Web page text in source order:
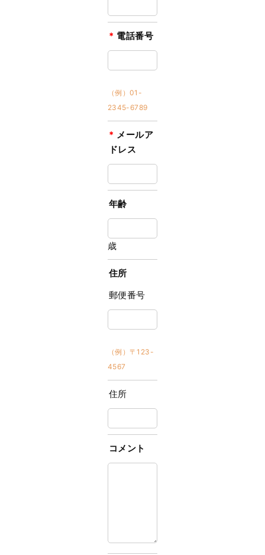
* 電話番号
（例）01-
2345-6789
* メールア
ドレス
年齢
歳
住所
郵便番号
（例）〒123-
4567
住所
コメント